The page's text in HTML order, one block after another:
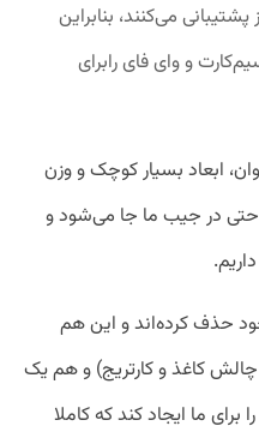
‌می‌کنند، بنابراین
و وای فای رابرای
ابعاد بسیار کوچک و وزن
در جیب ما جا می‌شود و
حذف کرده‌اند و این هم
کاغذ و کارتریج) و هم یک
ما ایجاد کند که کاملا